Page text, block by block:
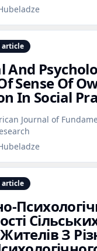
article
And
Sense Of
In Social
Journal of
article
З